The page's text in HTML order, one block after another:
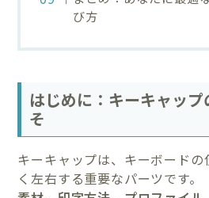
び方
はじめに：キーキャッ
そ
キーキャップは、キーボード
く左右する重要なパーツです。